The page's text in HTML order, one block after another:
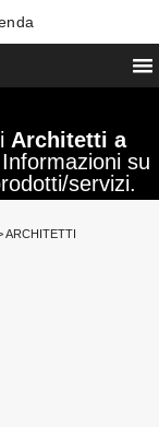
Architetti a
su
servizi.
ARCHITETTI